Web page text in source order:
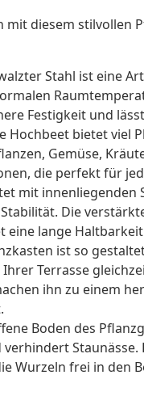
mit diesem stilvollen
Stahl ist eine
Festigkeit und
Hochbeet bietet viel
Gemüse,
die perfekt für
mit
Die
eine lange
ist so
Terrasse
ihn zu einem
Boden des
Wurzeln frei in